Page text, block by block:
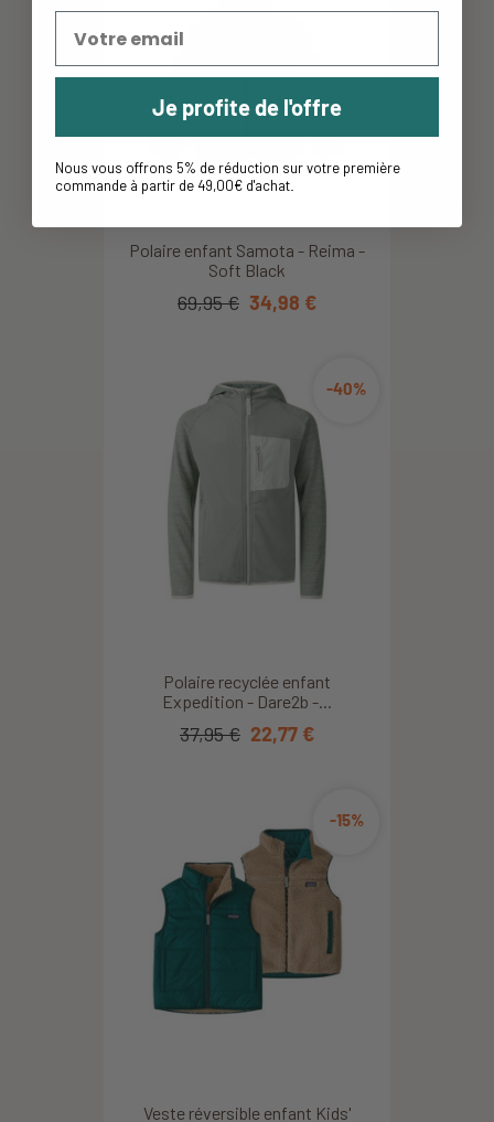
Polaire enfant Samota - Reima -
Soft Black
69,95 € 34,98 €
Polaire recyclée enfant
Expedition - Dare2b -...
-40%
37,95 € 22,77 €
Veste réversible enfant Kids'
-15%
Je profite de l'offre
Nous vous offrons 5% de réduction sur votre première
commande à partir de 49,00€ d'achat.